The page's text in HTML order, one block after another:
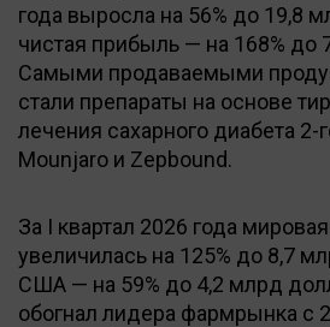
года выросла на 56% до 19,8
чистая прибыль — на 168% до
Самыми продаваемыми
стали препараты на основе
лечения сахарного диабета 2-
Mounjaro и Zepbound.
За I квартал 2026 года
увеличилась на 125% до 8,7
США — на 59% до 4,2 млрд
обогнал лидера фармрынка с